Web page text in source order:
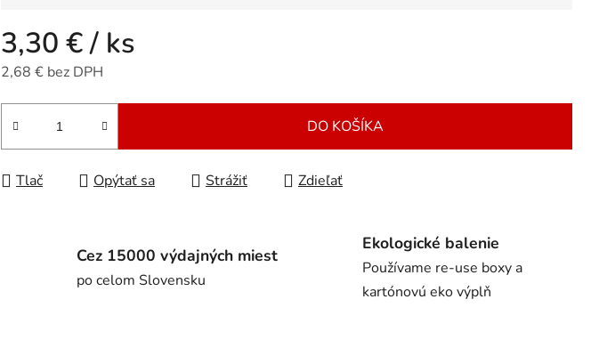
3,30 €/ ks
2,68 € bez DPH
Jednotková cena:
DO KOŠÍKA
Tlač Opýtať sa Strážiť Zdieľať
Cez 15000 výdajných miest
po celom Slovensku
Ekologické balenie
Používame re-use boxy a
kartónovú eko výplň